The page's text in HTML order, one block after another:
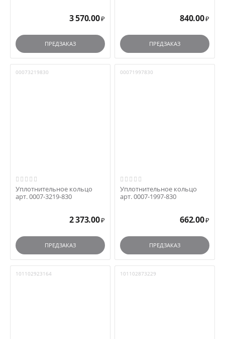
3 570.00 ₽
ПРЕДЗАКАЗ
840.00 ₽
ПРЕДЗАКАЗ
00073219830
Уплотнительное кольцо
арт. 0007-3219-830
2 373.00 ₽
ПРЕДЗАКАЗ
00071997830
Уплотнительное кольцо
арт. 0007-1997-830
662.00 ₽
ПРЕДЗАКАЗ
101102923164 101102873229